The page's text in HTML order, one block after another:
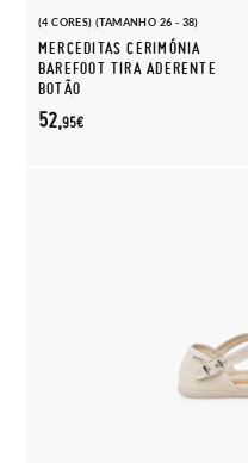
(4 CORES) (TAMANHO 26 - 38)
MERCEDITAS CERIMÓNIA
BAREFOOT TIRA ADERENTE
BOTÃO
52,95€